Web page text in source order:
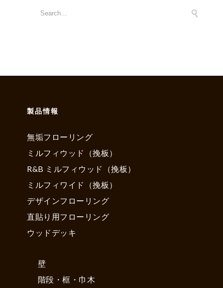
製品情報
無垢フローリング
ミルフィウッド（挽板）
R&B ミルフィウッド（挽板）
ミルフィワイド（挽板）
デザインフローリング
直貼り用フローリング
ウッドデッキ
壁
階段・框・巾木